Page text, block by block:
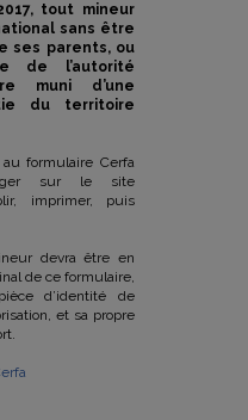
tout mineur
sans être
ses parents, ou
de l’autorité
muni d’une
du territoire
formulaire Cerfa
sur le site
imprimer, puis
devra être en
de ce formulaire,
d’identité de
et sa propre